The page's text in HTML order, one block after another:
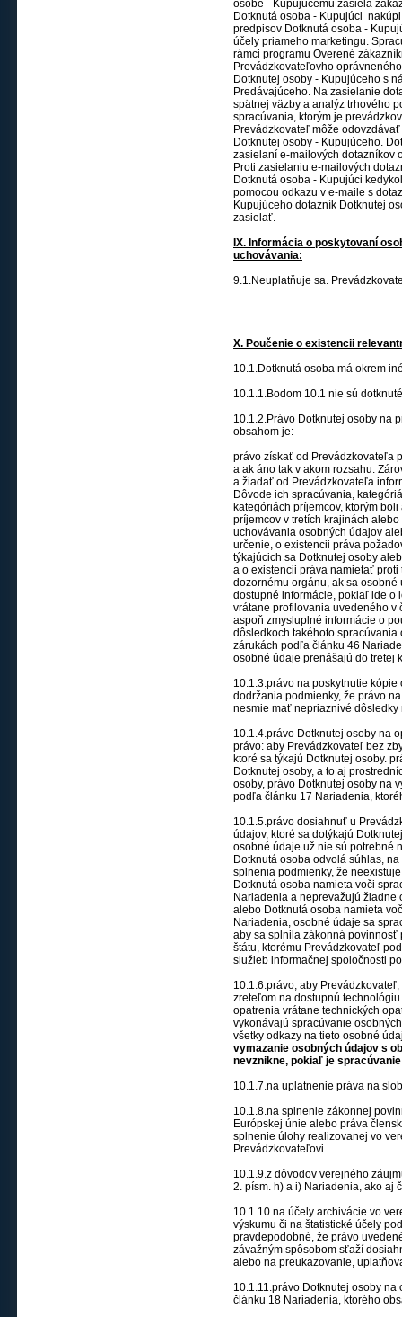
osobe - Kupujúcemu zasiela
Dotknutá osoba - Kupujúci
predpisov Dotknutá osoba -
účely priameho marketingu.
rámci programu Overené
Prevádzkovateľovho
Dotknutej osoby - Kupujúceho s
Predávajúceho. Na zasielanie
spätnej väzby a analýz trhového
spracúvania, ktorým je
Prevádzkovateľ môže
Dotknutej osoby - Kupujúceho.
zasielaní e-mailových dotazníkov
Proti zasielaniu e-mailových
Dotknutá osoba - Kupujúci
pomocou odkazu v e-maile s
Kupujúceho dotazník Dotknutej
zasielať.
IX. Informácia o poskytovaní
uchovávania:
9.1.Neuplatňuje sa.
X. Poučenie o existencii
10.1.Dotknutá osoba má okrem
10.1.1.Bodom 10.1 nie sú
10.1.2.Právo Dotknutej osoby na
obsahom je:
právo získať od Prevádzkovateľa
a ak áno tak v akom rozsahu.
a žiadať od Prevádzkovateľa
Dôvode ich spracúvania,
kategóriách príjemcov, ktorým
príjemcov v tretích krajinách
uchovávania osobných údajov
určenie, o existencii práva
týkajúcich sa Dotknutej osoby
a o existencii práva namietať
dozornému orgánu, ak sa
dostupné informácie, pokiaľ ide o
vrátane profilovania uvedeného v
aspoň zmysluplné informácie o
dôsledkoch takéhoto
zárukách podľa článku 46
osobné údaje prenášajú do tretej
10.1.3.právo na poskytnutie
dodržania podmienky, že právo
nesmie mať nepriaznivé dôsledky
10.1.4.právo Dotknutej osoby na
právo: aby Prevádzkovateľ bez
ktoré sa týkajú Dotknutej osoby.
Dotknutej osoby, a to aj
osoby, právo Dotknutej osoby na
podľa článku 17 Nariadenia,
10.1.5.právo dosiahnuť u
údajov, ktoré sa dotýkajú
osobné údaje už nie sú potrebné
Dotknutá osoba odvolá súhlas,
splnenia podmienky, že
Dotknutá osoba namieta voči
Nariadenia a neprevažujú žiadne
alebo Dotknutá osoba namieta
Nariadenia, osobné údaje sa
aby sa splnila zákonná
štátu, ktorému Prevádzkovateľ
služieb informačnej spoločnosti
10.1.6.právo, aby
zreteľom na dostupnú
opatrenia vrátane technických
vykonávajú spracúvanie
všetky odkazy na tieto osobné
vymazanie osobných údajov s
nevznikne, pokiaľ je
10.1.7.na uplatnenie práva na
10.1.8.na splnenie zákonnej
Európskej únie alebo práva
splnenie úlohy realizovanej vo
Prevádzkovateľovi.
10.1.9.z dôvodov verejného
2. písm. h) a i) Nariadenia, ako aj
10.1.10.na účely archivácie vo
výskumu či na štatistické účely
pravdepodobné, že právo
závažným spôsobom sťaží
alebo na preukazovanie,
10.1.11.právo Dotknutej osoby
článku 18 Nariadenia, ktorého